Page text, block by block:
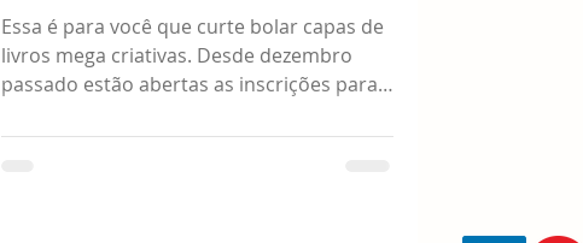
Essa é para você que curte bolar capas de
livros mega criativas. Desde dezembro
passado estão abertas as inscrições para